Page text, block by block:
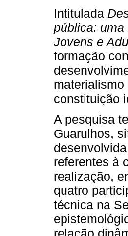
Intitulada
pública: uma
Jovens e
formação
constituição
A pesquisa
Guarulhos,
referentes à
realização,
quatro
técnica na
relação